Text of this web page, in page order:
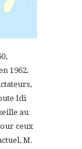
1962.
Idi
au
ceux
M.